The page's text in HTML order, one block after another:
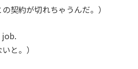
契約が切れちゃうんだ。）
job.
と。）